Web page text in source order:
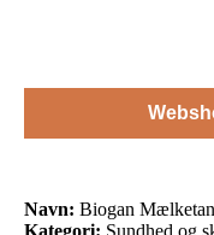
Navn: Biogan
Kategori: Sundhed og